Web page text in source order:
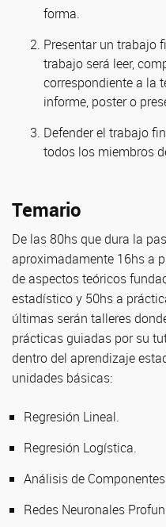
forma.
Presentar un trabajo
trabajo será leer,
correspondiente a la
informe, poster o
Defender el trabajo
todos los miembros
Temario
De las 80hs que dura la
aproximadamente 16hs a
de aspectos teóricos
estadístico y 50hs a
últimas serán talleres
prácticas guiadas por su
dentro del aprendizaje
unidades básicas:
Regresión Lineal.
Regresión Logística.
Análisis de
Redes Neuronales